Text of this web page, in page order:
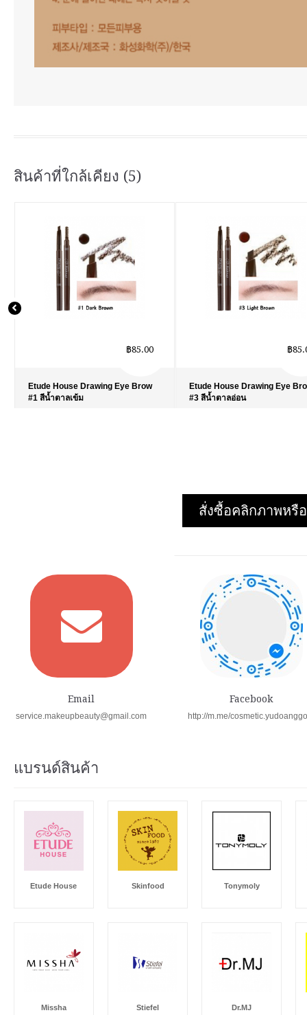
สินค้าที่ใกล้เคียง (5)
Etude House Drawing Eye Brow
#1 สีน้ำตาลเข้ม
฿85.00
Etude House Drawing Eye
#3 สีน้ำตาลอ่อน
฿
สั่งซื้อคลิกภาพหรื
Email
service.makeupbeauty@gmail.com
Facebook
http://m.me/
แบรนด์สินค้า
Etude House Skinfood Tonymoly
Missha Stiefel Dr.MJ